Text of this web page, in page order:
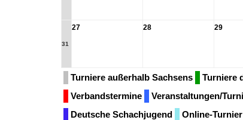
31
27 28 29
Turniere außerhalb Sachsens Turniere
Verbandstermine
Veranstaltungen/
Deutsche Schachjugend
Online-Turnier